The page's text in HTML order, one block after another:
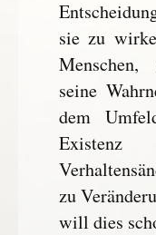
sie zu
Menschen,
seine
dem
zu
will dies